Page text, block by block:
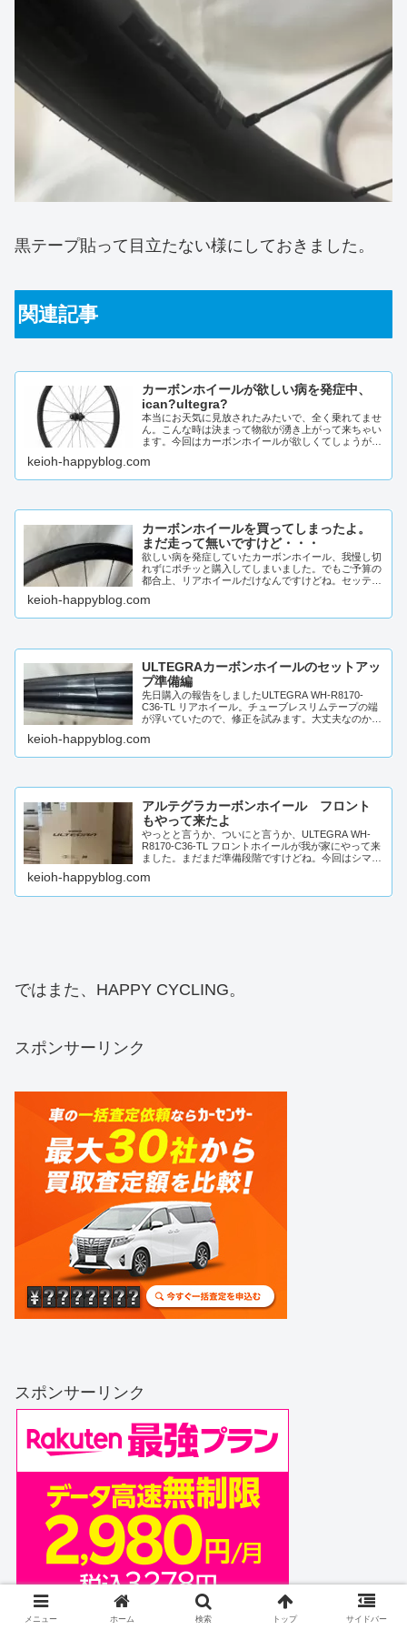
黒テープ貼って目立たない様にしておきました。
関連記事
カーボンホイールが欲しい病を発症中、
ican?ultegra?
本当にお天気に見放されたみたいで、全く乗れてませ
ん。こんな時は決まって物欲が湧き上がって来ちゃい
ます。今回はカーボンホイールが欲しくてしょうがな
ないんで...
keioh-happyblog.com
カーボンホイールを買ってしまったよ。
まだ走って無いですけど・・・
欲しい病を発症していたカーボンホイール、我慢し切
れずにポチッと購入してしまいました。でもご予算の
都合上、リアホイールだけなんですけどね。セッティ
す。前の...
keioh-happyblog.com
ULTEGRAカーボンホイールのセットアッ
プ準備編
先日購入の報告をしましたULTEGRA WH-R8170-
C36-TL リアホイール。チューブレスリムテープの端
が浮いていたので、修正を試みます。大丈夫なのかも
keioh-happyblog.com
アルテグラカーボンホイール フロント
もやって来たよ
やっとと言うか、ついにと言うか、ULTEGRA WH-
R8170-C36-TL フロントホイールが我が家にやって来
ました。まだまだ準備段階ですけどね。今回はシマノ
keioh-happyblog.com
ではまた、HAPPY CYCLING。
スポンサーリンク
スポンサーリンク
メニュー ホーム 検索 トップ サイドバー